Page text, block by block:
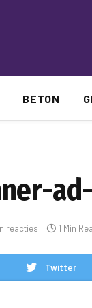
BETON
reacties 1 Min
Twitter